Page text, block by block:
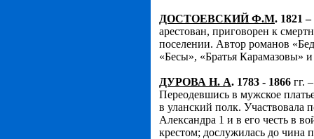
ДОСТОЕВСКИЙ Ф.М. 1821 –
арестован, приговорен к
поселении. Автор романов
«Бесы», «Братья Карамазовы»
ДУРОВА Н. А. 1783 - 1866 гг.
Переодевшись в мужское
в уланский полк.
Александра 1 и в его честь в
крестом; дослужилась до чина